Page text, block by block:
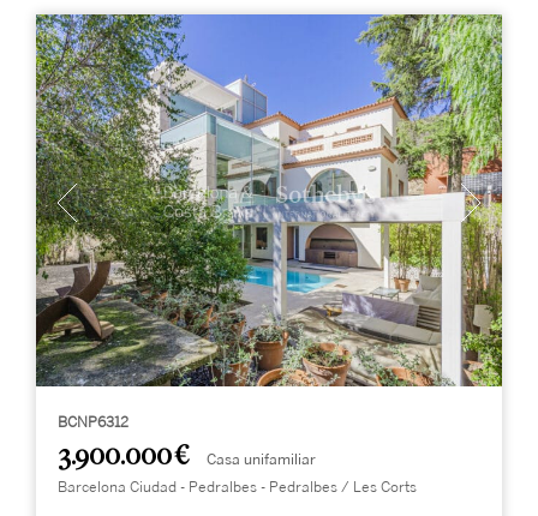
BCNP6312
3.900.000 € Casa unifamiliar
Barcelona Ciudad - Pedralbes - Pedralbes / Les Corts